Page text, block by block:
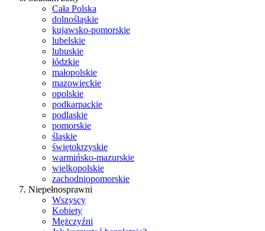
Cała Polska
dolnośląskie
kujawsko-pomorskie
lubelskie
lubuskie
łódzkie
małopolskie
mazowieckie
opolskie
podkarpackie
podlaskie
pomorskie
śląskie
świętokrzyskie
warmińsko-mazurskie
wielkopolskie
zachodniopomorskie
Niepełnosprawni
Wszyscy
Kobiety
Mężczyźni